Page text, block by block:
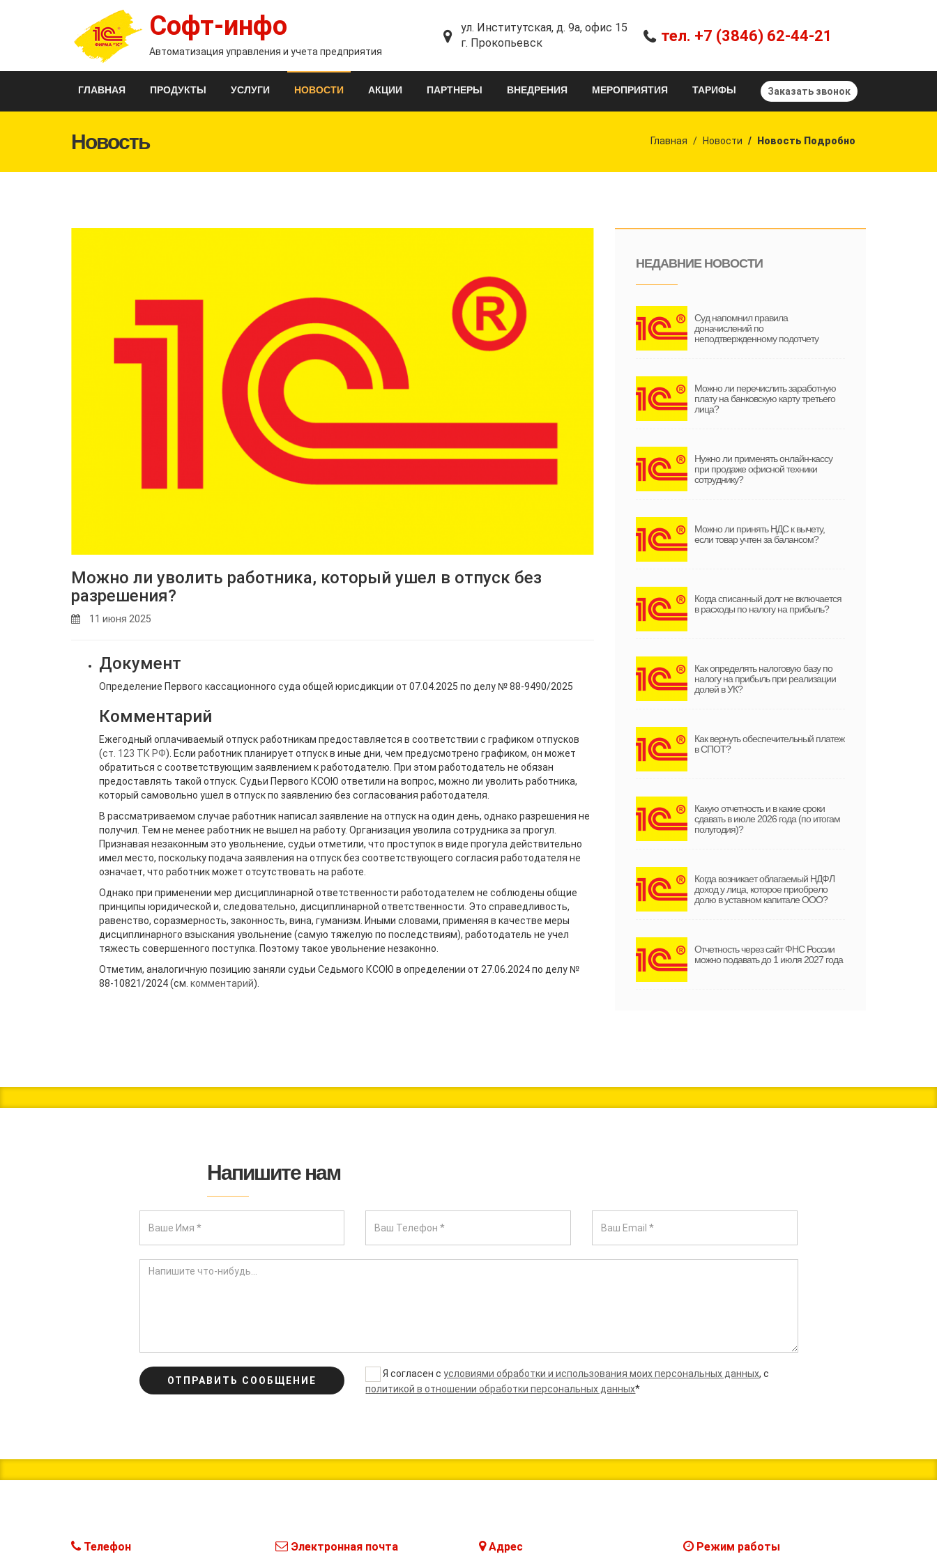
Софт-инфо
Автоматизация управления и учета предприятия
ул. Институтская, д. 9а, офис 15
г. Прокопьевск
тел. +7 (3846) 62-44-21
ГЛАВНАЯ ПРОДУКТЫ УСЛУГИ НОВОСТИ АКЦИИ ПАРТНЕРЫ ВНЕДРЕНИЯ МЕРОПРИЯТИЯ ТАРИФЫ Заказать звонок
Новость Главная Новости Новость Подробно
Можно ли уволить работника, который ушел в отпуск без
разрешения?
11 июня 2025
Документ
Определение Первого кассационного суда общей юрисдикции от 07.04.2025 по делу № 88-9490/2025
Комментарий
Ежегодный оплачиваемый отпуск работникам предоставляется в соответствии с графиком отпусков
(ст. 123 ТК РФ). Если работник планирует отпуск в иные дни, чем предусмотрено графиком, он может
обратиться с соответствующим заявлением к работодателю. При этом работодатель не обязан
предоставлять такой отпуск. Судьи Первого КСОЮ ответили на вопрос, можно ли уволить работника,
который самовольно ушел в отпуск по заявлению без согласования работодателя.
В рассматриваемом случае работник написал заявление на отпуск на один день, однако разрешения не
получил. Тем не менее работник не вышел на работу. Организация уволила сотрудника за прогул.
Признавая незаконным это увольнение, судьи отметили, что проступок в виде прогула действительно
имел место, поскольку подача заявления на отпуск без соответствующего согласия работодателя не
означает, что работник может отсутствовать на работе.
Однако при применении мер дисциплинарной ответственности работодателем не соблюдены общие
принципы юридической и, следовательно, дисциплинарной ответственности. Это справедливость,
равенство, соразмерность, законность, вина, гуманизм. Иными словами, применяя в качестве меры
дисциплинарного взыскания увольнение (самую тяжелую по последствиям), работодатель не учел
тяжесть совершенного поступка. Поэтому такое увольнение незаконно.
Отметим, аналогичную позицию заняли судьи Седьмого КСОЮ в определении от 27.06.2024 по делу №
88-10821/2024 (см. комментарий).
НЕДАВНИЕ НОВОСТИ
Суд напомнил правила
доначислений по
неподтвержденному подотчету
Можно ли перечислить заработную
плату на банковскую карту третьего
лица?
Нужно ли применять онлайн-кассу
при продаже офисной техники
сотруднику?
Можно ли принять НДС к вычету,
если товар учтен за балансом?
Когда списанный долг не включается
в расходы по налогу на прибыль?
Как определять налоговую базу по
налогу на прибыль при реализации
долей в УК?
Как вернуть обеспечительный платеж
в СПОТ?
Какую отчетность и в какие сроки
сдавать в июле 2026 года (по итогам
полугодия)?
Когда возникает облагаемый НДФЛ
доход у лица, которое приобрело
долю в уставном капитале ООО?
Отчетность через сайт ФНС России
можно подавать до 1 июля 2027 года
Напишите нам
ОТПРАВИТЬ СООБЩЕНИЕ
Я согласен сусловиями обработки и использования моих персональных данных, с
политикой в отношении обработки персональных данных*
Телефон Электронная почта Адрес Режим работы